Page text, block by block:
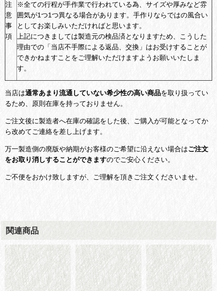
注
意
事
項
※全ての行程が手作業で行われている為、サイズや厚みなど雰
囲気が1つ1つ異なる場合があります。手作りならではの風合い
としてお楽しみいただければと思います。
上記につきましては製造元の検品済となりますため、こうした
理由での「当店不手際による返品、交換」はお受けすることが
できかねますことをご理解いただけますようお願いいたしま
す。
当店は通常あまり流通していない希少性の高い商品を取り扱ってい
るため、原則在庫を持っておりません。
ご注文後に製造者へ在庫の確認をした後、ご購入が可能となってか
ら改めてご連絡を差し上げます。
万一製造側の廃版や納期がお客様のご希望に沿えない場合はご注文
をお取り消しすることができますのでご安心ください。
ご不便をおかけ致しますが、ご理解を頂きご注文くださいませ。
関連商品